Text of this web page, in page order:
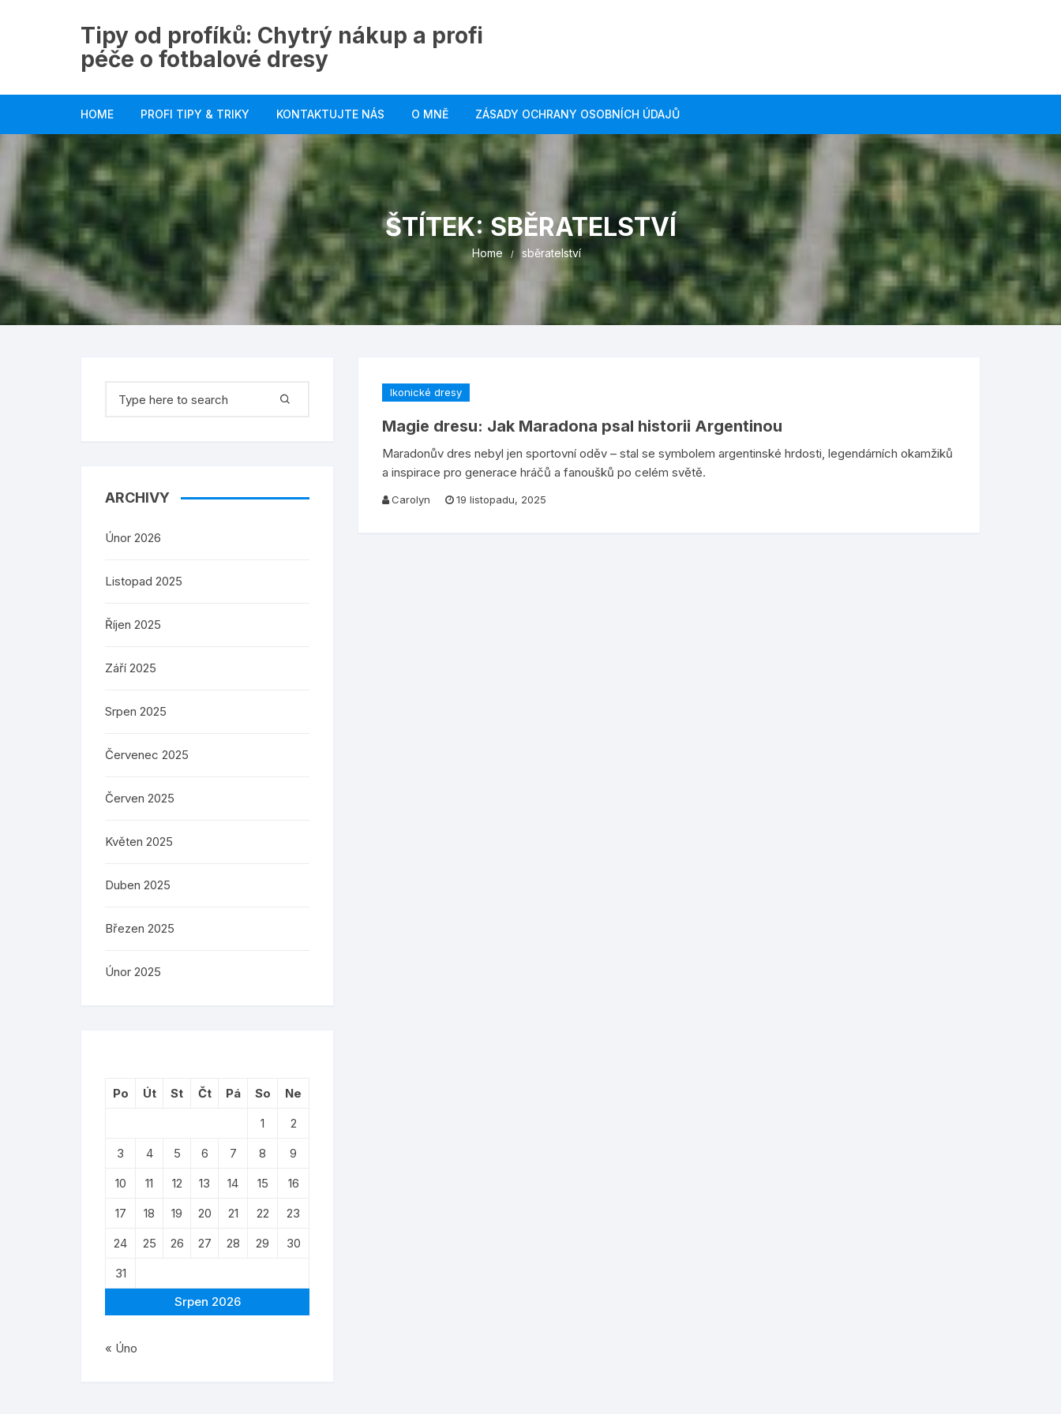
Tipy od profíků: Chytrý nákup a profi
péče o fotbalové dresy
HOME PROFI TIPY & TRIKY KONTAKTUJTE NÁS O MNĚ ZÁSADY OCHRANY OSOBNÍCH ÚDAJŮ
ŠTÍTEK:SBĚRATELSTVÍ
Home sběratelství
Ikonické dresy
Magie dresu: Jak Maradona psal historii Argentinou
Maradonův dres nebyl jen sportovní oděv – stal se symbolem argentinské hrdosti, legendárních okamžiků
a inspirace pro generace hráčů a fanoušků po celém světě.
Carolyn 19 listopadu, 2025
for:
ARCHIVY
Únor 2026
Listopad 2025
Říjen 2025
Září 2025
Srpen 2025
Červenec 2025
Červen 2025
Květen 2025
Duben 2025
Březen 2025
Únor 2025
Srpen 2026
Po Út St Čt Pá So
Ne
1
2
3
4 5 6 7 8
9
10
11 12 13 14 15
16
17
18 19 20 21 22
23
24
25 26 27 28 29
30
31
« Úno